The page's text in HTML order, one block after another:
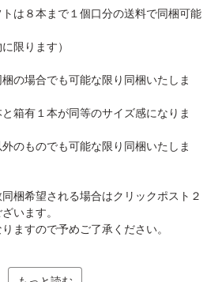
は８本まで１個口分の送料で同梱可能
限ります）
の場合でも可能な限り同梱いたしま
箱有１本が同等のサイズ感になりま
のものでも可能な限り同梱いたしま
梱希望される場合はクリックポスト２
います。
ますので予めご了承ください。